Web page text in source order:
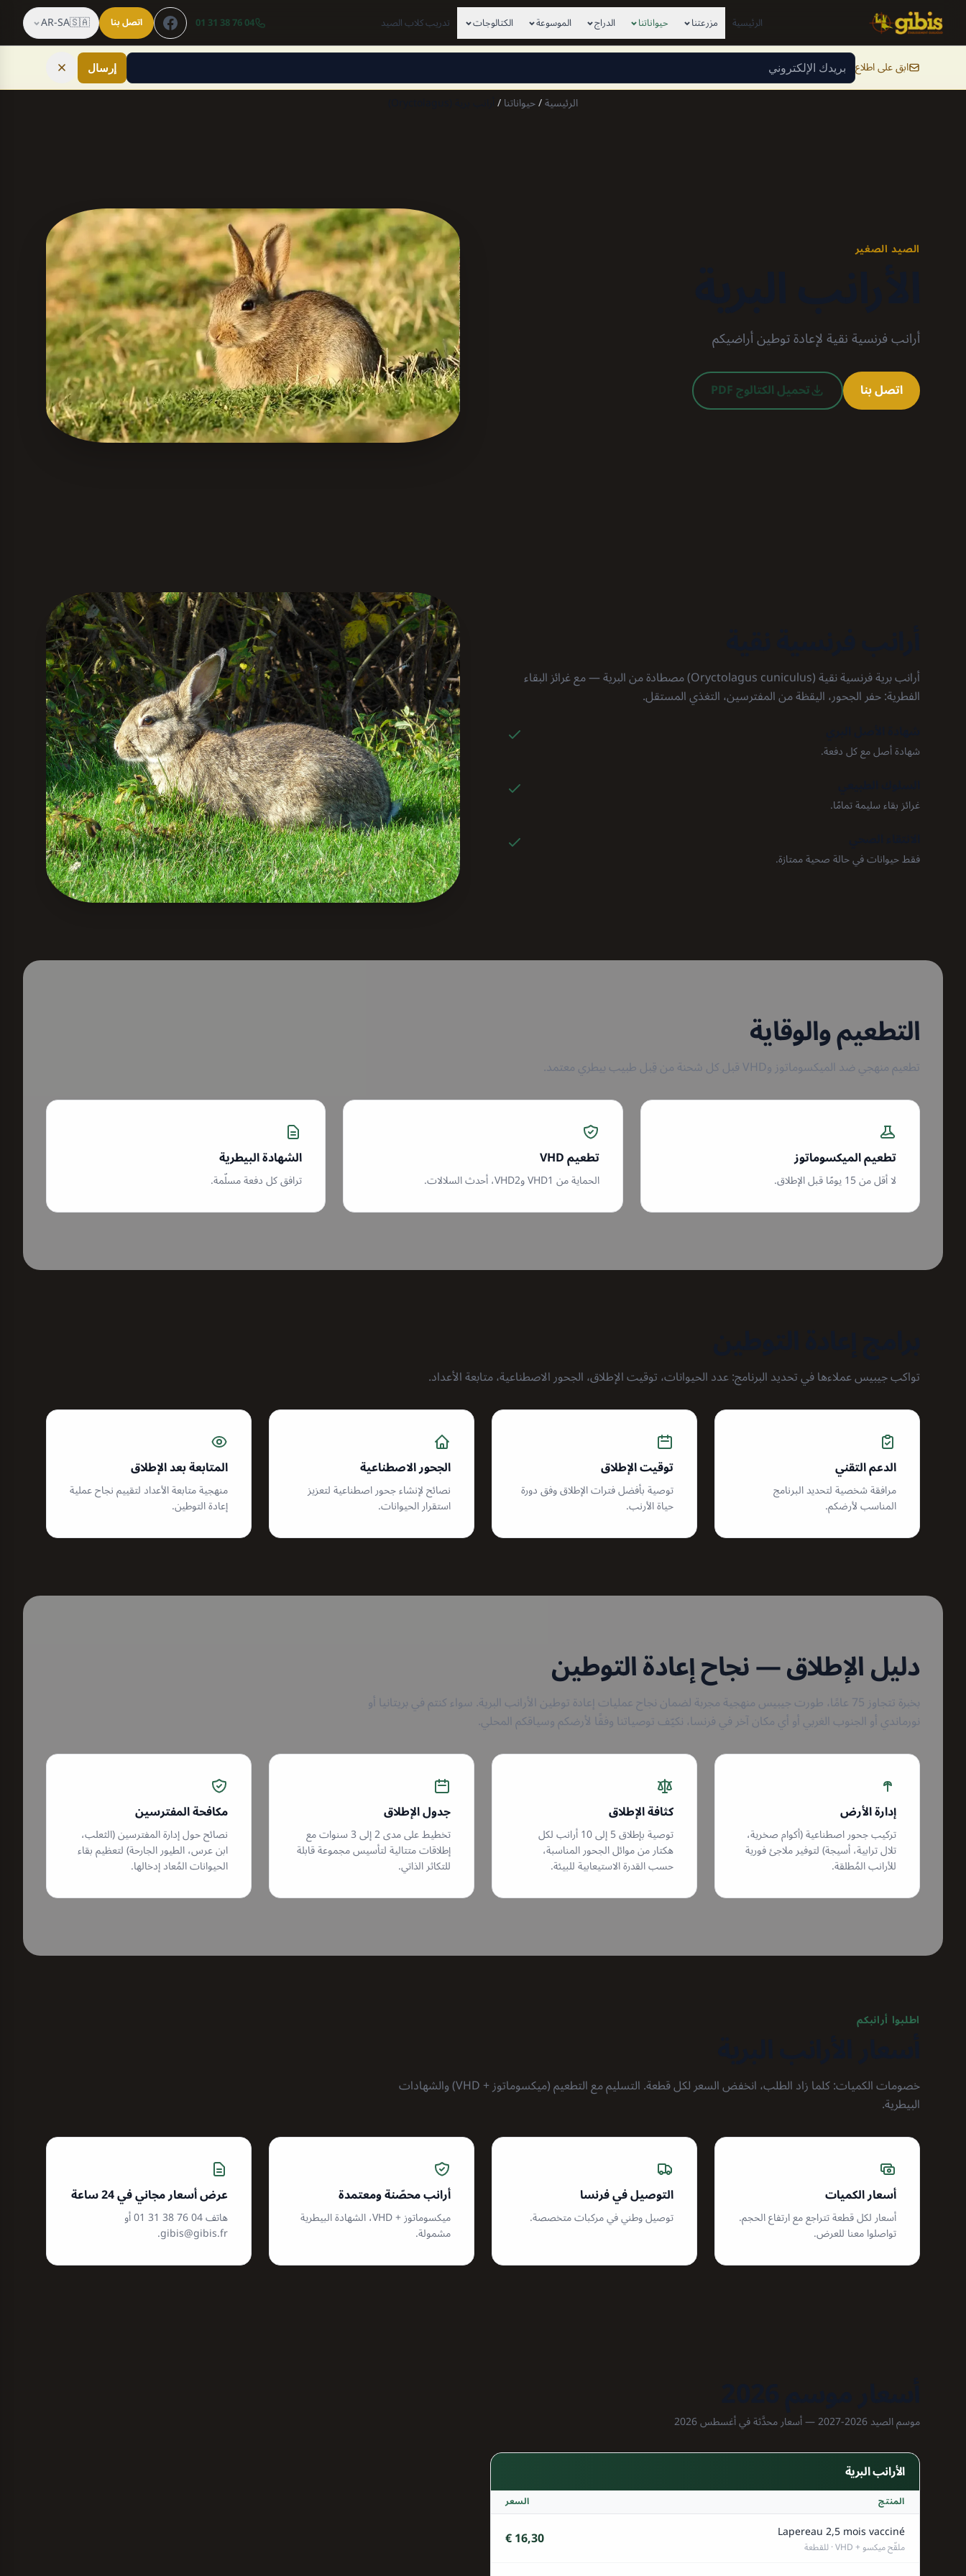
Skip to content
الرئيسية مزرعتنا حيواناتنا الدراج الموسوعة الكتالوجات تدريب كلاب الصيد 04 76 38 31 01 اتصل بنا 🇸🇦
AR-SA
ابق على اطلاع إرسال
الرئيسية/حيواناتنا/
الصيد الصغير
أرانب فرنسية نقية لإعادة توطين أراضيكم
اتصل بنا تحميل الكتالوج PDF
أرانب برية فرنسية نقية (Oryctolagus cuniculus) مصطادة من البرية — مع غرائز البقاء
الفطرية: حفر الجحور، اليقظة من المفترسين، التغذي المستقل.
شهادة أصل مع كل دفعة.
غرائز بقاء سليمة تمامًا.
فقط حيوانات في حالة صحية ممتازة.
التطعيم والوقاية
تطعيم منهجي ضد الميكسوماتوز وVHD قبل كل شحنة من قِبل طبيب بيطري معتمد.
تطعيم الميكسوماتوز
لا أقل من 15 يومًا قبل الإطلاق.
تطعيم VHD
الحماية من VHD1 وVHD2، أحدث السلالات.
الشهادة البيطرية
ترافق كل دفعة مسلّمة.
تواكب جيبيس عملاءها في تحديد البرنامج: عدد الحيوانات، توقيت الإطلاق، الجحور الاصطناعية، متابعة الأعداد.
الدعم التقني
مرافقة شخصية لتحديد البرنامج
المناسب لأرضكم.
توقيت الإطلاق
توصية بأفضل فترات الإطلاق وفق دورة
حياة الأرنب.
الجحور الاصطناعية
نصائح لإنشاء جحور اصطناعية لتعزيز
استقرار الحيوانات.
المتابعة بعد الإطلاق
منهجية متابعة الأعداد لتقييم نجاح عملية
إعادة التوطين.
دليل الإطلاق — نجاح إعادة التوطين
بخبرة تتجاوز 75 عامًا، طورت جيبيس منهجية مجربة لضمان نجاح عمليات إعادة توطين الأرانب البرية. سواء كنتم في بريتانيا أو
نورماندي أو الجنوب الغربي أو أي مكان آخر في فرنسا، نكيّف توصياتنا وفقًا لأرضكم وسياقكم المحلي.
إدارة الأرض
تركيب جحور اصطناعية (أكوام صخرية،
تلال ترابية، أسيجة) لتوفير ملاجئ فورية
للأرانب المُطلقة.
كثافة الإطلاق
توصية بإطلاق 5 إلى 10 أرانب لكل
هكتار من موائل الجحور المناسبة،
حسب القدرة الاستيعابية للبيئة.
جدول الإطلاق
تخطيط على مدى 2 إلى 3 سنوات مع
إطلاقات متتالية لتأسيس مجموعة قابلة
للتكاثر الذاتي.
مكافحة المفترسين
نصائح حول إدارة المفترسين (الثعلب،
ابن عرس، الطيور الجارحة) لتعظيم بقاء
الحيوانات المُعاد إدخالها.
اطلبوا أرانبكم
خصومات الكميات: كلما زاد الطلب، انخفض السعر لكل قطعة. التسليم مع التطعيم (ميكسوماتوز + VHD) والشهادات
البيطرية.
أسعار الكميات
أسعار لكل قطعة تتراجع مع ارتفاع الحجم.
تواصلوا معنا للعرض.
التوصيل في فرنسا
توصيل وطني في مركبات متخصصة.
أرانب محصّنة ومعتمدة
ميكسوماتوز + VHD، الشهادة البيطرية
مشمولة.
عرض أسعار مجاني في 24 ساعة
هاتف 04 76 38 31 01 أو
gibis@gibis.fr
.
موسم الصيد 2026-2027 — أسعار محدَّثة في أغسطس 2026
الأرانب البرية
المنتج السعر
Lapereau 2,5 mois vacciné
ملقّح ميكسو + VHD · للقطعة 16,30 €